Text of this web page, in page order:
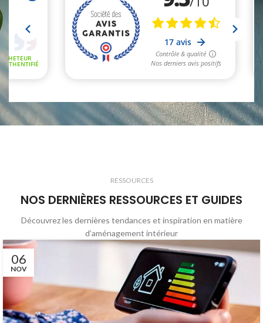
RESSOURCES
NOS DERNIÈRES RESSOURCES ET GUIDES
Découvrez les dernières tendances et inspiration en matière
d’aménagement intérieur
06
NOV